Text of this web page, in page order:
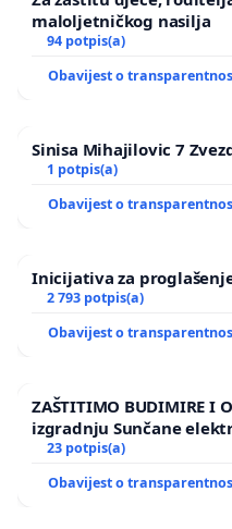
maloljetničkog nasilja
94 potpis(a)
Obavijest o
Sinisa Mihajilovic 7
1 potpis(a)
Obavijest o
Inicijativa za
2 793 potpis(a)
Obavijest o
ZAŠTITIMO BUDIMIRE I
izgradnju Sunčane
Ugljana
23 potpis(a)
Obavijest o